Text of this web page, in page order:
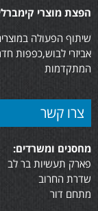
הפצת מוצרי
שיתוף הפעולה
אביזרי לבוש,כפפות
המתקדמות
צרו קשר
מחסנים ומשרדים:
פארק תעשיות בר לב
שדרת החרוב
מתחם דור